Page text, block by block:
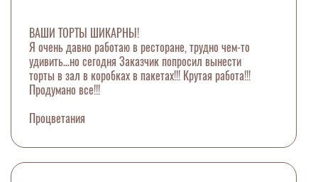
ВАШИ ТОРТЫ ШИКАРНЫ!
Я очень давно работаю в ресторане, трудно чем-то
удивить…но сегодня Заказчик попросил вынести
торты в зал в коробках в пакетах!!! Крутая работа!!!
Продумано все!!!
Процветания